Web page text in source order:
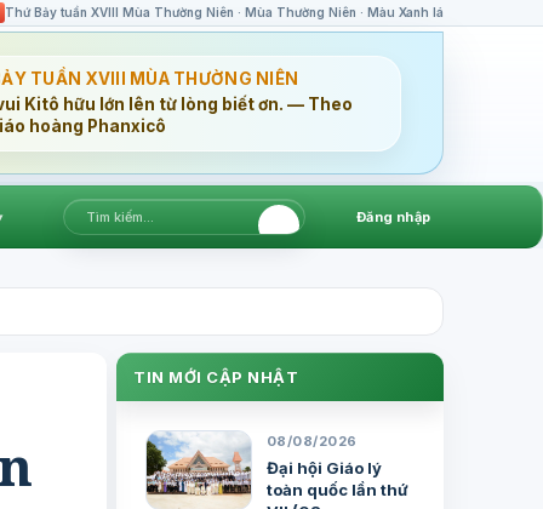
Thứ Bảy tuần XVIII Mùa Thường Niên · Mùa Thường Niên · Màu Xanh lá
TUẦN XVIII MÙA THƯỜNG NIÊN
Kitô hữu lớn lên từ lòng biết ơn. — Theo
hoàng Phanxicô
Đăng nhập
TIN MỚI CẬP NHẬT
08/08/2026
Đại hội Giáo lý
toàn quốc lần thứ